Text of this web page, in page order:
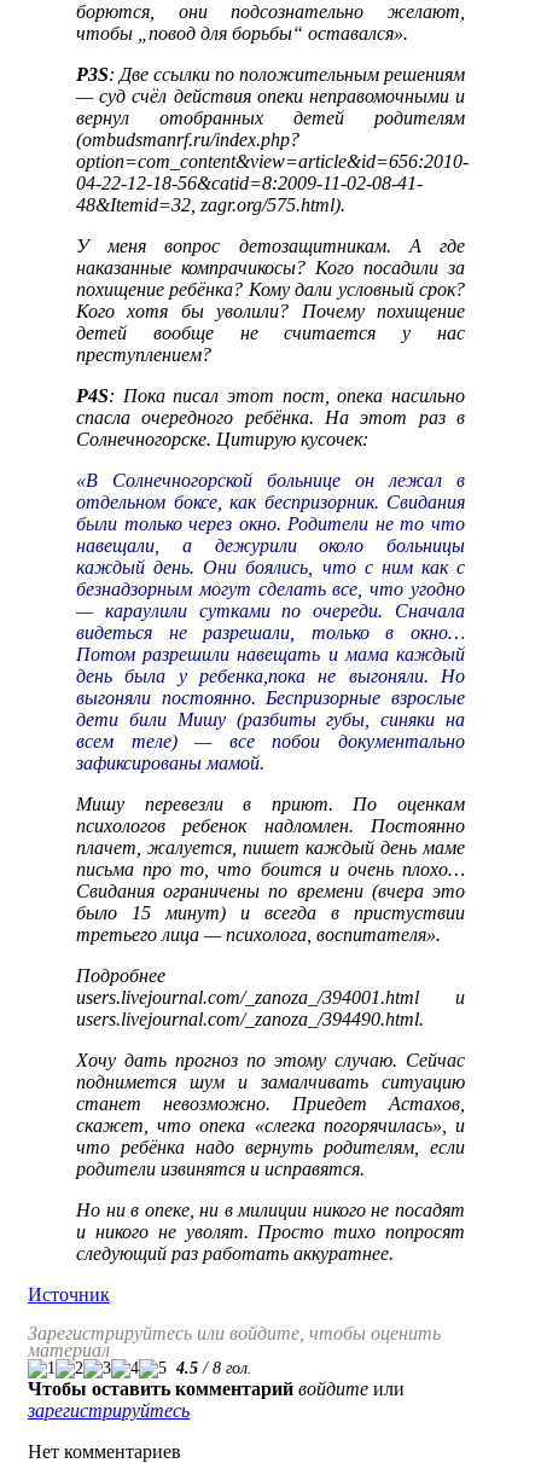
борются, они подсознательно желают,
чтобы „повод для борьбы“ оставался».
P3S: Две ссылки по положительным решениям
— суд счёл действия опеки неправомочными и
вернул отобранных детей родителям
(ombudsmanrf.ru/index.php?
option=com_content&view=article&id=656:2010-
04-22-12-18-56&catid=8:2009-11-02-08-41-
48&Itemid=32 zagr.org/575.html).
У меня вопрос детозащитникам. А где
наказанные компрачикосы? Кого посадили за
похищение ребёнка? Кому дали условный срок?
Кого хотя бы уволили? Почему похищение
детей вообще не считается у нас
преступлением?
P4S: Пока писал этот пост, опека насильно
спасла очередного ребёнка. На этот раз в
Солнечногорске. Цитирую кусочек:
«В Солнечногорской больнице он лежал в
отдельном боксе, как беспризорник. Свидания
были только через окно. Родители не то что
навещали, а дежурили около больницы
каждый день. Они боялись, что с ним как с
безнадзорным могут сделать все, что угодно
— караулили сутками по очереди. Сначала
видеться не разрешали, только в окно…
Потом разрешили навещать и мама каждый
день была у ребенка,пока не выгоняли. Но
выгоняли постоянно. Беспризорные взрослые
дети били Мишу (разбиты губы, синяки на
всем теле) — все побои документально
зафиксированы мамой.
Мишу перевезли в приют. По оценкам
психологов ребенок надломлен. Постоянно
плачет, жалуется, пишет каждый день маме
письма про то, что боится и очень плохо…
Свидания ограничены по времени (вчера это
было 15 минут) и всегда в пристуствии
третьего лица — психолога, воспитателя».
Подробнее
users.livejournal.com/_zanoza_/394001.html и
users.livejournal.com/_zanoza_/394490.html.
Хочу дать прогноз по этому случаю. Сейчас
поднимется шум и замалчивать ситуацию
станет невозможно. Приедет Астахов,
скажет, что опека «слегка погорячилась», и
что ребёнка надо вернуть родителям, если
родители извинятся и исправятся.
Но ни в опеке, ни в милиции никого не посадят
и никого не уволят. Просто тихо попросят
следующий раз работать аккуратнее.
Источник
Зарегистрируйтесь или войдите, чтобы оценить
материал
4.5 / 8 гол.
Чтобы оставить комментарий войдите или
зарегистрируйтесь
Нет комментариев